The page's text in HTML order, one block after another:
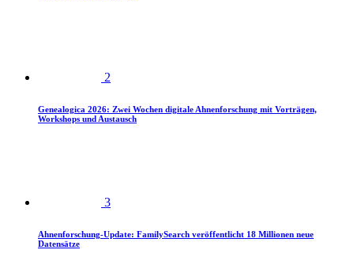
2
Genealogica 2026: Zwei Wochen digitale Ahnenforschung mit Vorträgen,
Workshops und Austausch
3
Ahnenforschung-Update: FamilySearch veröffentlicht 18 Millionen neue
Datensätze